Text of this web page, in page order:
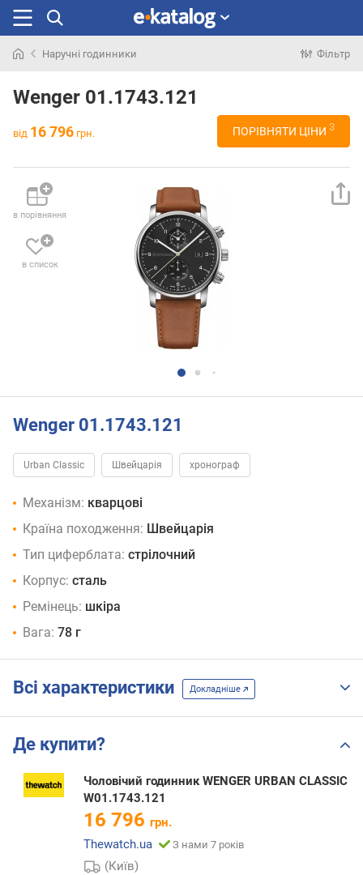
раніше
Наручні годинники Фільтр
Wenger 01.1743.121
від 16 796 грн. ПОРІВНЯТИ ЦІНИ 3
в порівняння
в список
Wenger 01.1743.121
Urban Classic Швейцарія хронограф
Механізм: кварцові
Країна походження: Швейцарія
Тип циферблата: стрілочний
Корпус: сталь
Ремінець: шкіра
Вага: 78 г
Всі характеристики Докладніше
Де купити?
Чоловічий годинник WENGER URBAN CLASSIC
W01.1743.121
16 796 грн.
Thewatch.ua
З нами 7 років
(Київ)